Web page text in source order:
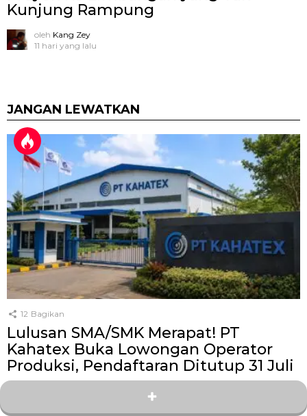
Kunjung Rampung
oleh Kang Zey
11 hari yang lalu
JANGAN LEWATKAN
12 Bagikan
Lulusan SMA/SMK Merapat! PT
Kahatex Buka Lowongan Operator
Produksi, Pendaftaran Ditutup 31 Juli